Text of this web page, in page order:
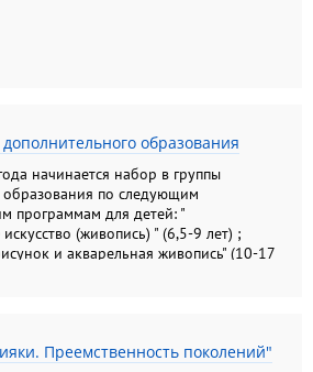
образования
начинается набор в группы
образования по следующим
программам для детей: "
(живопись) " (6,5-9 лет) ;
и акварельная живопись" (10-17
искусство (рисунок, живопись,
натюрморт";
Преемственность поколений"